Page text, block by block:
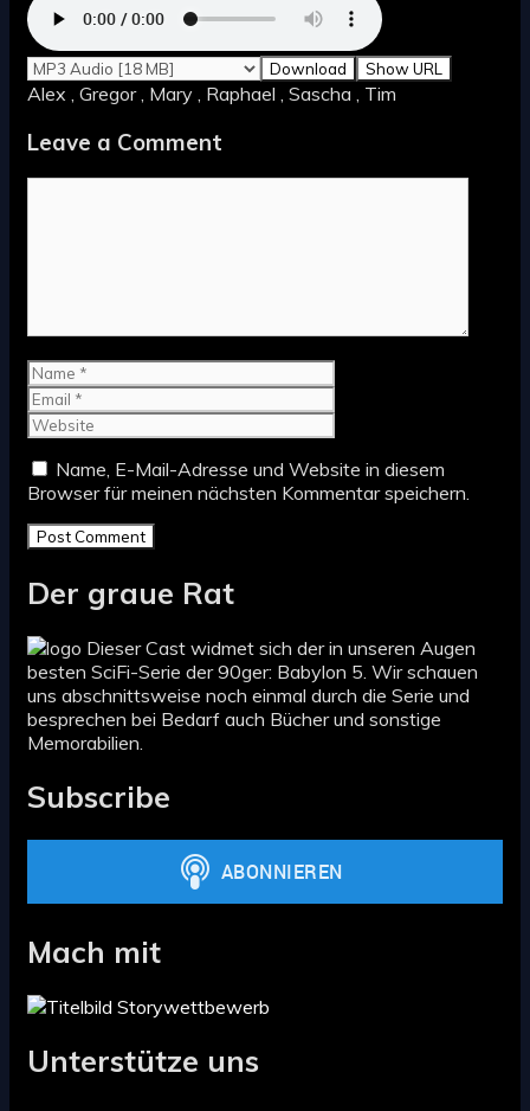
Download Show URL
Alex , Gregor , Mary , Raphael , Sascha , Tim
Leave a Comment
Name
Name, E-Mail-Adresse und Website in diesem
Browser für meinen nächsten Kommentar speichern.
Der graue Rat
Dieser Cast widmet sich der in unseren Augen
besten SciFi-Serie der 90ger: Babylon 5. Wir schauen
uns abschnittsweise noch einmal durch die Serie und
besprechen bei Bedarf auch Bücher und sonstige
Memorabilien.
Subscribe
Mach mit
Unterstütze uns